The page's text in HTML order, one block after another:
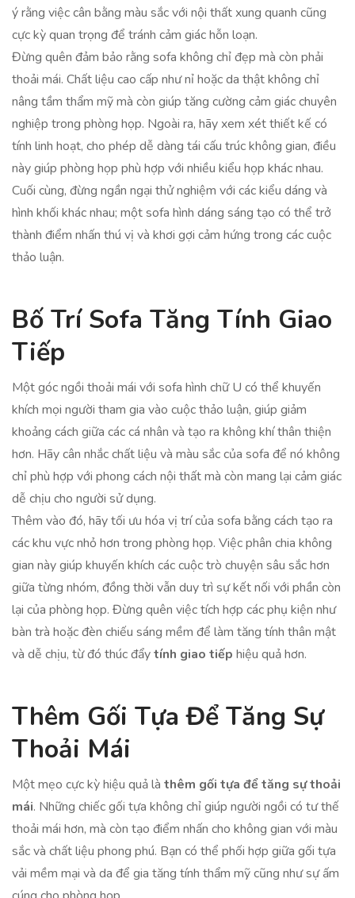
ý rằng việc cân bằng màu sắc với nội thất xung quanh cũng
cực kỳ quan trọng để tránh cảm giác hỗn loạn.
Đừng quên đảm bảo rằng sofa không chỉ đẹp mà còn phải
thoải mái. Chất liệu cao cấp như nỉ hoặc da thật không chỉ
nâng tầm thẩm mỹ mà còn giúp tăng cường cảm giác chuyên
nghiệp trong phòng họp. Ngoài ra, hãy xem xét thiết kế có
tính linh hoạt, cho phép dễ dàng tái cấu trúc không gian, điều
này giúp phòng họp phù hợp với nhiều kiểu họp khác nhau.
Cuối cùng, đừng ngần ngại thử nghiệm với các kiểu dáng và
hình khối khác nhau; một sofa hình dáng sáng tạo có thể trở
thành điểm nhấn thú vị và khơi gợi cảm hứng trong các cuộc
thảo luận.
Bố Trí Sofa Tăng Tính Giao
Tiếp
Một góc ngồi thoải mái với sofa hình chữ U có thể khuyến
khích mọi người tham gia vào cuộc thảo luận, giúp giảm
khoảng cách giữa các cá nhân và tạo ra không khí thân thiện
hơn. Hãy cân nhắc chất liệu và màu sắc của sofa để nó không
chỉ phù hợp với phong cách nội thất mà còn mang lại cảm giác
dễ chịu cho người sử dụng.
Thêm vào đó, hãy tối ưu hóa vị trí của sofa bằng cách tạo ra
các khu vực nhỏ hơn trong phòng họp. Việc phân chia không
gian này giúp khuyến khích các cuộc trò chuyện sâu sắc hơn
giữa từng nhóm, đồng thời vẫn duy trì sự kết nối với phần còn
lại của phòng họp. Đừng quên việc tích hợp các phụ kiện như
bàn trà hoặc đèn chiếu sáng mềm để làm tăng tính thân mật
và dễ chịu, từ đó thúc đẩytính giao tiếp hiệu quả hơn.
Thêm Gối Tựa Để Tăng Sự
Thoải Mái
Một mẹo cực kỳ hiệu quả là thêm gối tựa để tăng sự thoải
mái. Những chiếc gối tựa không chỉ giúp người ngồi có tư thế
thoải mái hơn, mà còn tạo điểm nhấn cho không gian với màu
sắc và chất liệu phong phú. Bạn có thể phối hợp giữa gối tựa
vải mềm mại và da để gia tăng tính thẩm mỹ cũng như sự ấm